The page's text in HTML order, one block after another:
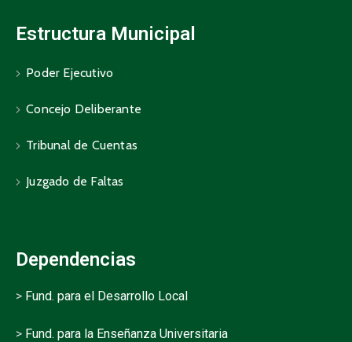
Estructura Municipal
Poder Ejecutivo
Concejo Deliberante
Tribunal de Cuentas
Juzgado de Faltas
Dependencias
> Fund. para el Desarrollo Local
> Fund. para la Enseñanza Universitaria